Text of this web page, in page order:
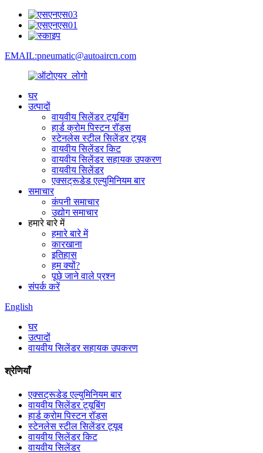
EMAIL:pneumatic@autoaircn.com
घर
उत्पादों
वायवीय सिलेंडर ट्यूबिंग
हार्ड क्रोम पिस्टन रॉड्स
स्टेनलेस स्टील सिलेंडर ट्यूब
वायवीय सिलेंडर किट
वायवीय सिलेंडर सहायक उपकरण
वायवीय सिलेंडर
एक्सट्रूडेड एल्युमिनियम बार
समाचार
कंपनी समाचार
उद्योग समाचार
हमारे बारे में
हमारे बारे में
कारखाना
इतिहास
हम क्यों?
पूछे जाने वाले प्रश्न
संपर्क करें
English
घर
उत्पादों
वायवीय सिलेंडर सहायक उपकरण
श्रेणियाँ
एक्सट्रूडेड एल्युमिनियम बार
वायवीय सिलेंडर ट्यूबिंग
हार्ड क्रोम पिस्टन रॉड्स
स्टेनलेस स्टील सिलेंडर ट्यूब
वायवीय सिलेंडर किट
वायवीय सिलेंडर